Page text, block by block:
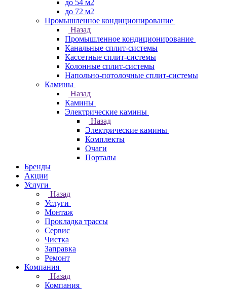
до 54 м2
до 72 м2
Промышленное кондиционирование
Назад
Промышленное кондиционирование
Канальные сплит-системы
Кассетные сплит-системы
Колонные сплит-системы
Напольно-потолочные сплит-системы
Камины
Назад
Камины
Электрические камины
Назад
Электрические камины
Комплекты
Очаги
Порталы
Бренды
Акции
Услуги
Назад
Услуги
Монтаж
Прокладка трассы
Сервис
Чистка
Заправка
Ремонт
Компания
Назад
Компания